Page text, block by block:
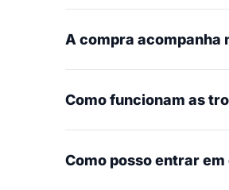
A compra acompanha
Como funcionam as
Como posso entrar